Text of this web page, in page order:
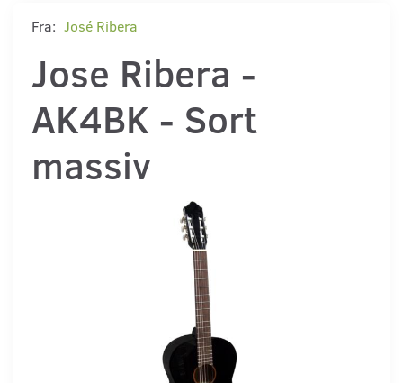
Fra: José Ribera
Jose Ribera -
AK4BK - Sort
massiv